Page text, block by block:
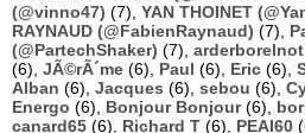
(@vinno47) (7), YAN THOINET
RAYNAUD (@FabienRaynaud) (7),
(@PartechShaker) (7), arderborelnot
(6), JÃ©rÃ´me (6), Paul (6), Eric (6),
Alban (6), Jacques (6), sebou (6),
Energo (6), Bonjour Bonjour(6),
canard65 (6), Richard T (6), PEAI60